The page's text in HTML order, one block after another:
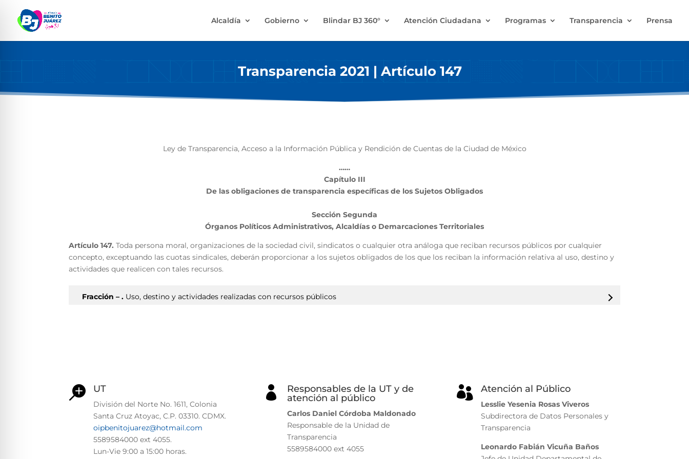
Alcaldía Gobierno Blindar BJ 360° Atención Ciudadana Programas Transparencia Prensa
Transparencia 2021 | Artículo 147
Ley de Transparencia, Acceso a la Información Pública y Rendición de Cuentas de la Ciudad de México
……
Capítulo III
De las obligaciones de transparencia específicas de los Sujetos Obligados
Sección Segunda
Órganos Políticos Administrativos, Alcaldías o Demarcaciones Territoriales
Artículo 147.Toda persona moral, organizaciones de la sociedad civil, sindicatos o cualquier otra análoga que reciban recursos públicos por cualquier
concepto, exceptuando las cuotas sindicales, deberán proporcionar a los sujetos obligados de los que los reciban la información relativa al uso, destino y
actividades que realicen con tales recursos.
Fracción – . Uso, destino y actividades realizadas con recursos públicos
 UT
División del Norte No. 1611, Colonia
Santa Cruz Atoyac, C.P. 03310. CDMX.
oipbenitojuarez@hotmail.com
5589584000 ext 4055.
Lun-Vie 9:00 a 15:00 horas.

Responsables de la UT y de
atención al público
Carlos Daniel Córdoba Maldonado
Responsable de la Unidad de
Transparencia
5589584000 ext 4055
 Atención al Público
Lesslie Yesenia Rosas Viveros
Subdirectora de Datos Personales y
Transparencia
Leonardo Fabián Vicuña Baños